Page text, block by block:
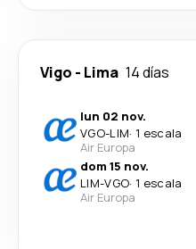
Vigo - Lima 14 días
lun 02 nov.
VGO-LIM· 1 escala
Air Europa
dom 15 nov.
LIM-VGO· 1 escala
Air Europa